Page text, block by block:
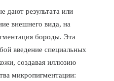
дают результата или
внешнего вида, на
бороды. Эта
введение специальных
создавая иллюзию
микропигментации: